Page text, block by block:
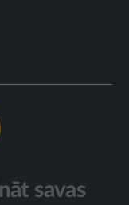
savas